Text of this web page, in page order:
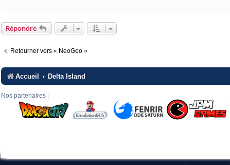
Répondre
Retourner vers « NeoGeo »
Accueil Delta Island
Nos partenaires :